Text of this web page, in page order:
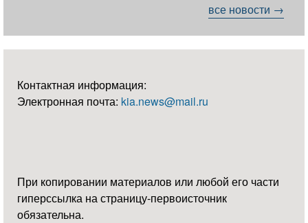
все новости →
Контактная информация:
Электронная почта: kia.news@mail.ru
При копировании материалов или любой его части
гиперссылка на страницу-первоисточник
обязательна.